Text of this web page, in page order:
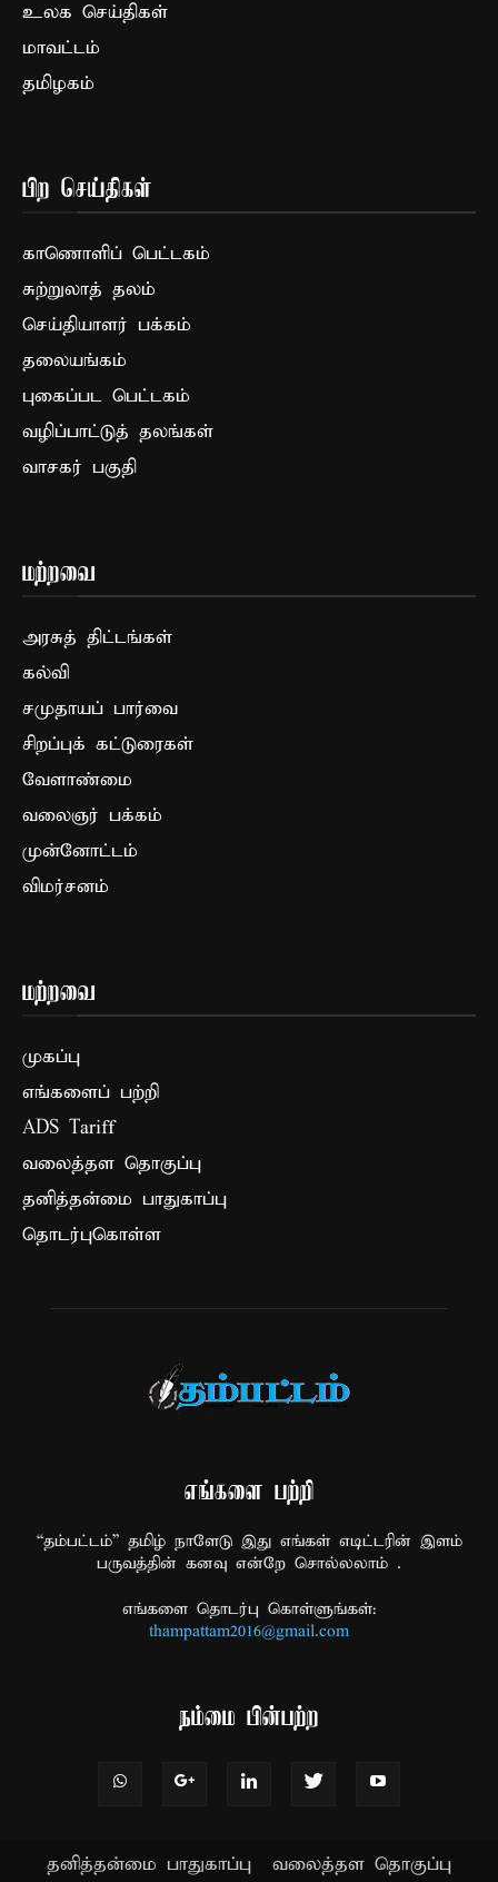
உலக செய்திகள்
மாவட்டம்
தமிழகம்
பிற செய்திகள்
காணொளிப் பெட்டகம்
சுற்றுலாத் தலம்
செய்தியாளர் பக்கம்
தலையங்கம்
புகைப்பட பெட்டகம்
வழிப்பாட்டுத் தலங்கள்
வாசகர் பகுதி
மற்றவை
அரசுத் திட்டங்கள்
கல்வி
சமுதாயப் பார்வை
சிறப்புக் கட்டுரைகள்
வேளாண்மை
வலைஞர் பக்கம்
முன்னோட்டம்
விமர்சனம்
மற்றவை
முகப்பு
எங்களைப் பற்றி
ADS Tariff
வலைத்தள தொகுப்பு
தனித்தன்மை பாதுகாப்பு
தொடர்புகொள்ள
எங்களை பற்றி
“தம்பட்டம்” தமிழ் நாளேடு இது எங்கள் எடிட்டரின் இளம்
பருவத்தின் கனவு என்றே சொல்லலாம் .
எங்களை தொடர்பு கொள்ளுங்கள்:
thampattam2016@gmail.com
நம்மை பின்பற்ற
தனித்தன்மை பாதுகாப்பு வலைத்தள தொகுப்பு